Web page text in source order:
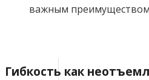
важным преимуществом
Гибкость как